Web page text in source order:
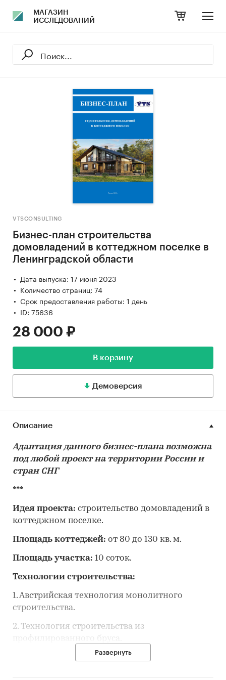
МАГАЗИН
ИССЛЕДОВАНИЙ
VTSCONSULTING
Бизнес-план строительства
домовладений в коттеджном поселке в
Ленинградской области
Дата выпуска: 17 июня 2023
Количество страниц: 74
Срок предоставления работы: 1 день
ID: 75636
28 000 ₽
В корзину
Демоверсия
Описание
Адаптация данного бизнес-плана возможна
под любой проект на территории России и
стран СНГ
***
Идея проекта: строительство домовладений в
коттеджном поселке.
Площадь коттеджей: от 80 до 130 кв. м.
Площадь участка: 10 соток.
Технологии строительства:
1. Австрийская технология монолитного
строительства.
2. Технология строительства из
профилированного бруса.
3. Технология строительства из
Развернуть